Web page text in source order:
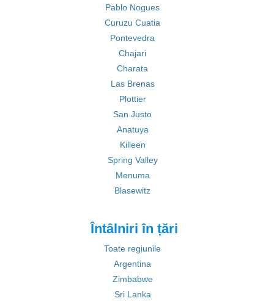
Pablo Nogues
Curuzu Cuatia
Pontevedra
Chajari
Charata
Las Brenas
Plottier
San Justo
Anatuya
Killeen
Spring Valley
Menuma
Blasewitz
Întâlniri în țări
Toate regiunile
Argentina
Zimbabwe
Sri Lanka